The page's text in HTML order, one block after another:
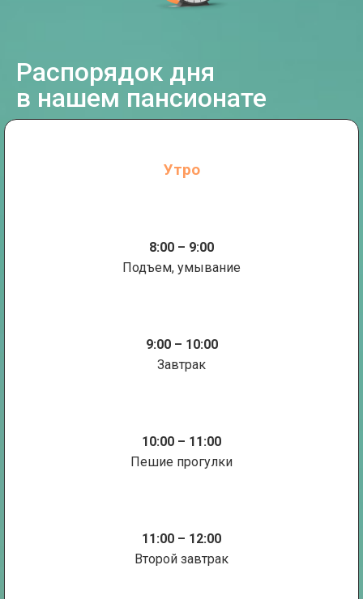
Распорядок дня
в нашем пансионате
Утро
8:00 – 9:00
Подъем, умывание
9:00 – 10:00
Завтрак
10:00 – 11:00
Пешие прогулки
11:00 – 12:00
Второй завтрак